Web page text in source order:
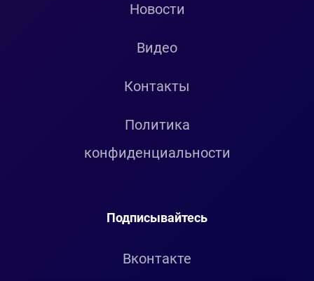
Новости
Видео
Контакты
Политика
конфиденциальности
Подписывайтесь
Вконтакте